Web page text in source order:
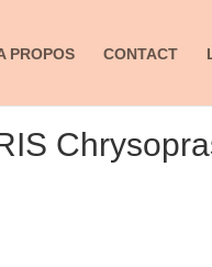
PROPOS CONTACT